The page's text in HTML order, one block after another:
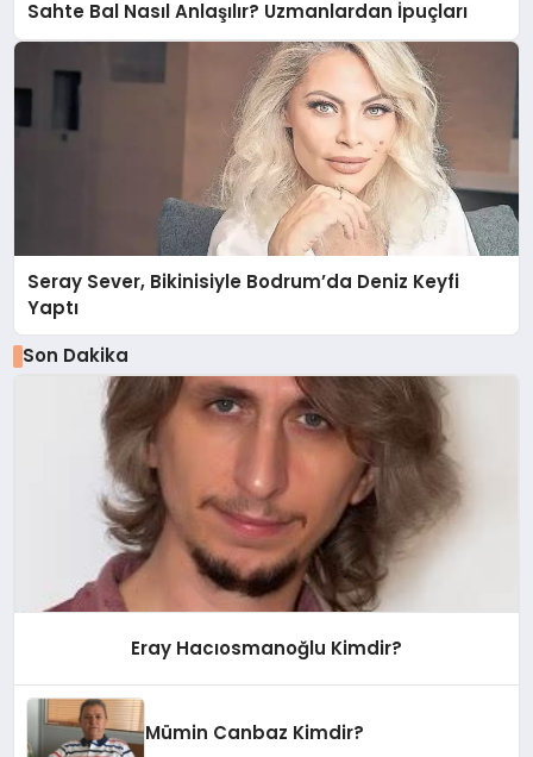
Sahte Bal Nasıl Anlaşılır? Uzmanlardan İpuçları
Seray Sever, Bikinisiyle Bodrum’da Deniz Keyfi
Yaptı
Son Dakika
Eray Hacıosmanoğlu Kimdir?
Mümin Canbaz Kimdir?